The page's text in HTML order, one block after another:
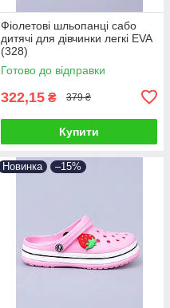
Фіолетові шльопанці сабо
дитячі для дівчинки легкі EVA
(328)
Готово до відправки
322,15 ₴ 379 ₴
Купити
Новинка –15%